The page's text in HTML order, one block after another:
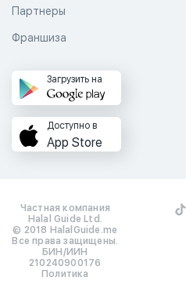
Партнеры
Франшиза
Загрузить на
Доступно в
App Store
Частная компания
Halal Guide Ltd.
© 2018 HalalGuide.me
Все права защищены.
БИН/ИИН
210240900176
Политика